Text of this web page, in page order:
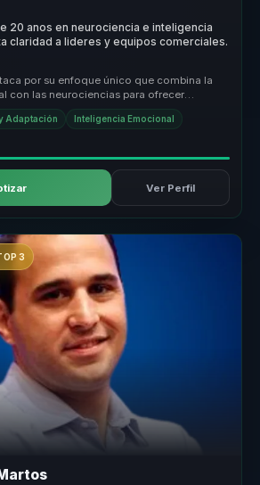
20 anos en neurociencia e inteligencia
claridad a lideres y equipos comerciales.
por su enfoque único que combina la
con las neurociencias para ofrecer
Adaptación Inteligencia Emocional
Ver Perfil
3